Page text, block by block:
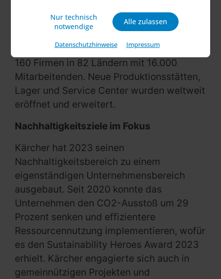
Nur technisch
notwendige
Alle zulassen
Datenschutzhinweise Impressum
Standorte. 86 Prozent des Umsatzes
werden im Ausland erwirtschaftet, die
Kärcher-Gruppe umfasst mittlerweile über
160 Firmen in 82 Ländern mit 16.000
Mitarbeitenden. Neue Produktionsstätten,
Lager und Service Center wurden weltweit
eröffnet und erweitert.
Nachhaltigkeitsziele im Fokus
Kärcher hat 2023 seinen
Nachhaltigkeitsbereich zu einem
eigenständigen Unternehmensbereich
ausgebaut. Seit 2020 konnte das
Unternehmen den CO2-Ausstoß um 29
Prozent senken und effizientere
Ressourcennutzung implementieren, wofür
es den Sustainability Heroes Award 2023
erhielt. Kärcher engagierte sich auch in
gemeinnützigen Projekten und